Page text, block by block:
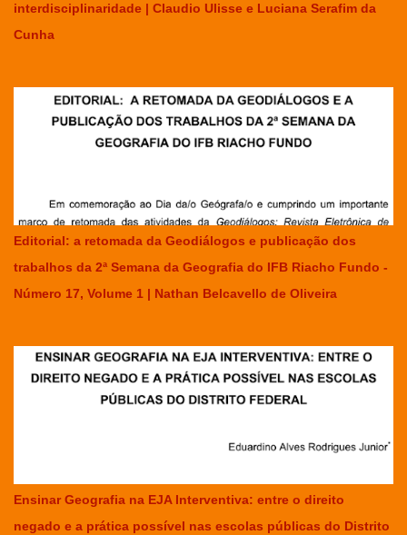
interdisciplinaridade | Claudio Ulisse e Luciana Serafim da
Cunha
Editorial: a retomada da Geodiálogos e publicação dos
trabalhos da 2ª Semana da Geografia do IFB Riacho Fundo -
Número 17, Volume 1 | Nathan Belcavello de Oliveira
Ensinar Geografia na EJA Interventiva: entre o direito
negado e a prática possível nas escolas públicas do Distrito